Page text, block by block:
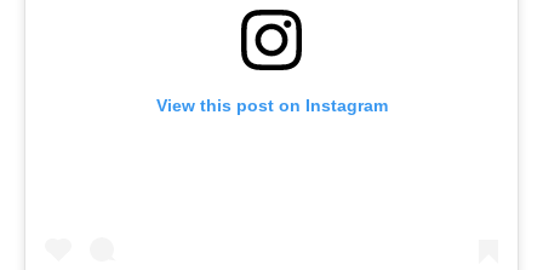
View this post on Instagram